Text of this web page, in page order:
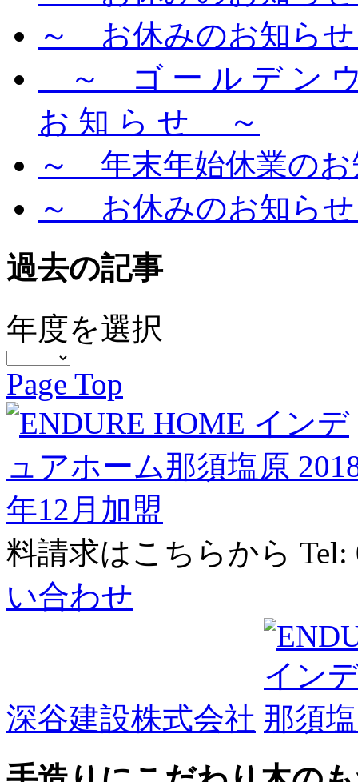
～ お休みのお知ら
～ ゴ ー ル デ ン ウ
お 知 ら せ ～
～ 年末年始休業の
～ お休みのお知ら
過去の記事
年度を選択
Page Top
料請求はこちらから Tel:
い合わせ
深谷建設株式会社